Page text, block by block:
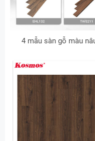
4 mẫu sàn gỗ màu